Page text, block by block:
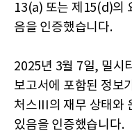
13(a) 또는 제15(d)의
음을 인증했습니다.
2025년 3월 7일, 밀시
보고서에 포함된 정보
처스III의 재무 상태와
있음을 인증했습니다.